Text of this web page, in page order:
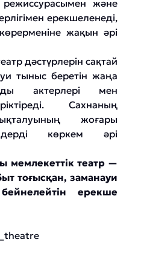
режиссурасымен және
ерекшеленеді,
жақын әрі
дәстүрлерін сақтай
тыныс беретін жаңа
актерлері мен
Сахнаның
жоғары
көркем әрі
мемлекеттік театр —
тоғысқан, заманауи
ерекше